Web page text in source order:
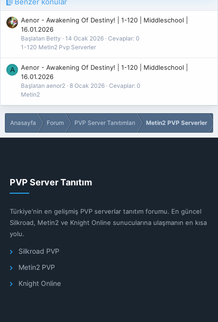
Benzer konular
Aenor - Awakening Of Destiny! | 1-120 | Middleschool |
16.01.2026
Başlatan Betty 14 Ocak 2026 Cevaplar: 0
1-120 Metin2 Pvp Serverler
A
Aenor - Awakening Of Destiny! | 1-120 | Middleschool |
16.01.2026
Başlatan aenor2 8 Ocak 2026 Cevaplar: 0
Metin2
Anasayfa Forum PVP Server Tanıtımları Metin2 PVP Serverler
PVP Server Tanıtım
Türkiye'nin en gelişmiş PVP serverlar tanıtım forumu. En güncel
Silkroad, Metin2 ve Knight Online sunucularına ulaşmanın en kısa
yolu.
Silkroad PVP
Metin2 PVP
Knight Online